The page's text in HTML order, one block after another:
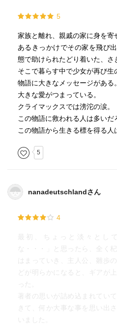
5
家族と離れ、親戚の家に身を寄
あるきっかけでその家を飛び
態で助けられたどり着いた、さ
そこで暮らす中で少女が再び生
物語に大きなメッセージがある。
大きな愛がつまっている。
クライマックスでは滂沱の涙。
この物語に救われる人は多いだ
この物語から生きる標を得る人
5
nanadeutschlandさん
4
最初、ちょっと淡々とし
な・・・」と思ったら、全く
はまっていき、主人公、雛歩
どが明らかになると、ギアが
った。
著者の思いが詰め込まれてい
きて、何か大事な事を思い出
いました。